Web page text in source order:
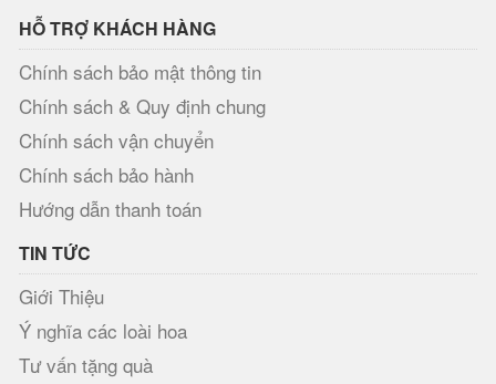
HỖ TRỢ KHÁCH HÀNG
Chính sách bảo mật thông tin
Chính sách & Quy định chung
Chính sách vận chuyển
Chính sách bảo hành
Hướng dẫn thanh toán
TIN TỨC
Giới Thiệu
Ý nghĩa các loài hoa
Tư vấn tặng quà